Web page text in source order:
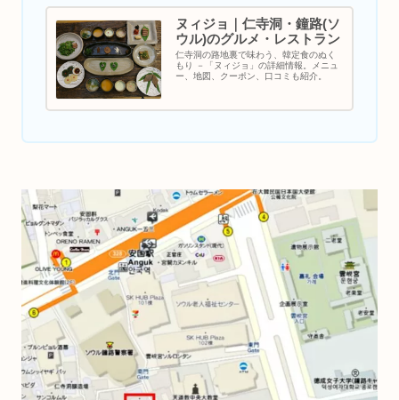
ヌィジョ｜仁寺洞・鐘路(ソ
ウル)のグルメ・レストラン
仁寺洞の路地裏で味わう、韓定食のぬく
もり －「ヌィジョ」の詳細情報。メニュ
ー、地図、クーポン、口コミも紹介。